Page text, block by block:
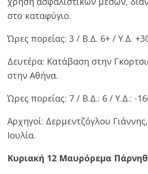
στο καταφύγιο.
Ώρες πορείας: 3 / Β.Δ. 6+ / Υ.Δ.
Δευτέρα: Κατάβαση στην
στην Αθήνα.
Ώρες πορείας: 7 / Β.Δ.: 6 / Υ.Δ.: -
Αρχηγοί: Δερμεντζόγλου
Ιουλία.
Κυριακή 12 Μαυρόρεμα